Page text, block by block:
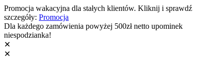
Promocja wakacyjna dla stałych klientów. Kliknij i sprawdź
szczegóły: Promocja
Dla każdego zamówienia powyżej 500zł netto upominek
niespodzianka!
✕
✕